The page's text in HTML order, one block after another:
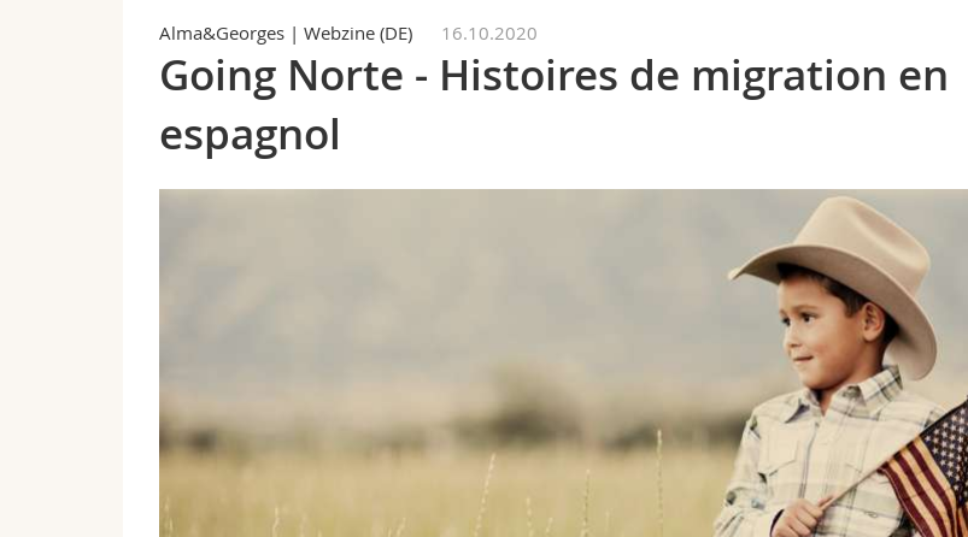
Alma&Georges | Webzine (DE) 16.10.2020
Going Norte - Histoires de migration en
espagnol